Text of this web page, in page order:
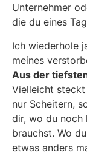
Unternehmer
die du eines
Ich wiederhole
meines
Aus der
Vielleicht steckt
nur Scheitern,
dir, wo du noch
brauchst. Wo
etwas anders